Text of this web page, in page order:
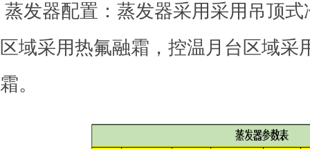
蒸发器配置：蒸发器采用采用吊顶
区域采用热氟融霜，控温月台区域采
霜。